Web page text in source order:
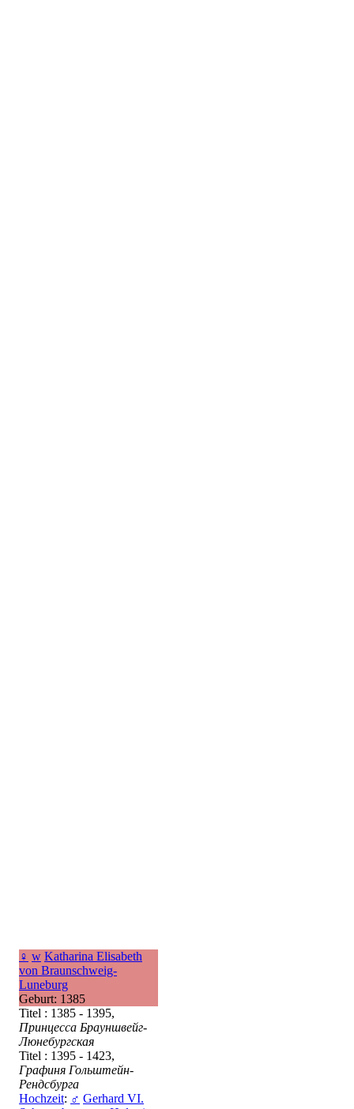
♀ w Katharina Elisabeth
von Braunschweig-
Luneburg
Geburt: 1385
Titel : 1385 - 1395,
Принцесса Брауншвейг-
Люнебургская
Titel : 1395 - 1423,
Графиня Гольштейн-
Рендсбурга
Hochzeit: ♂ Gerhard VI.